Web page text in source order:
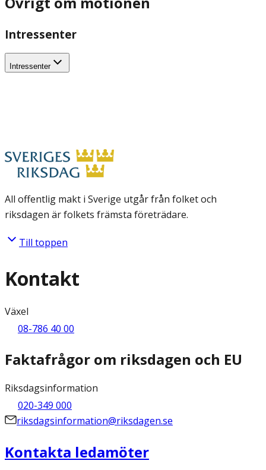
Intressenter
Intressenter
All offentlig makt i Sverige utgår från folket och
riksdagen är folkets främsta företrädare.
Till toppen
Kontakt
Växel
08-786 40 00
Faktafrågor om riksdagen och EU
Riksdagsinformation
020-349 000
riksdagsinformation@riksdagen.se
Kontakta ledamöter